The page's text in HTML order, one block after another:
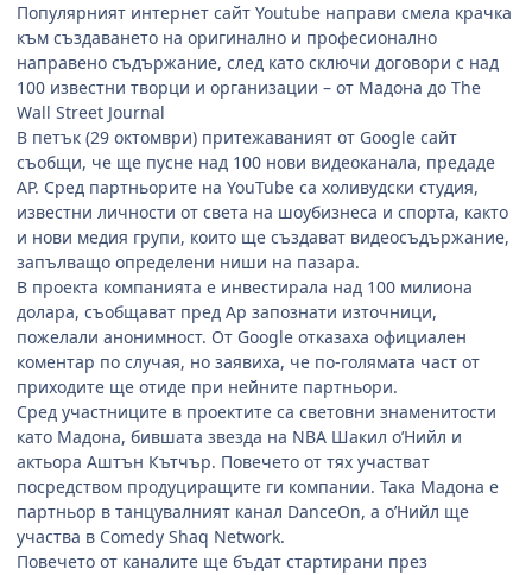
Популярният интернет сайт Youtube направи смела крачка
към създаването на оригинално и професионално
направено съдържание, след като сключи договори с над
100 известни творци и организации – от Мадона до The
Wall Street Journal
В петък (29 октомври) притежаваният от Google сайт
съобщи, че ще пусне над 100 нови видеоканала, предаде
AP. Сред партньорите на YouTube са холивудски студия,
известни личности от света на шоубизнеса и спорта, както
и нови медия групи, които ще създават видеосъдържание,
запълващо определени ниши на пазара.
В проекта компанията е инвестирала над 100 милиона
долара, съобщават пред Ap запознати източници,
пожелали анонимност. От Google отказаха официален
коментар по случая, но заявиха, че по-голямата част от
приходите ще отиде при нейните партньори.
Сред участниците в проектите са световни знаменитости
като Мадона, бившата звезда на NBA Шакил о’Нийл и
актьора Аштън Кътчър. Повечето от тях участват
посредством продуциращите ги компании. Така Мадона е
партньор в танцувалният канал DanceOn, а о’Нийл ще
участва в Comedy Shaq Network.
Повечето от каналите ще бъдат стартирани през